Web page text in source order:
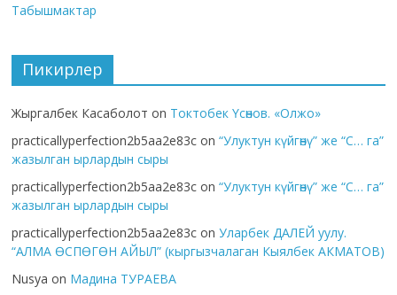
Табышмактар
Пикирлер
Жыргалбек Касаболот on Токтобек Үсөнов. «Олжо»
practicallyperfection2b5aa2e83c on“Улуктун күйгөнү” же “С… га”
жазылган ырлардын сыры
practicallyperfection2b5aa2e83c on“Улуктун күйгөнү” же “С… га”
жазылган ырлардын сыры
practicallyperfection2b5aa2e83c onУларбек ДАЛЕЙ уулу.
“АЛМА ӨСПӨГӨН АЙЫЛ” (кыргызчалаган Кыялбек АКМАТОВ)
Nusya on Мадина ТУРАЕВА